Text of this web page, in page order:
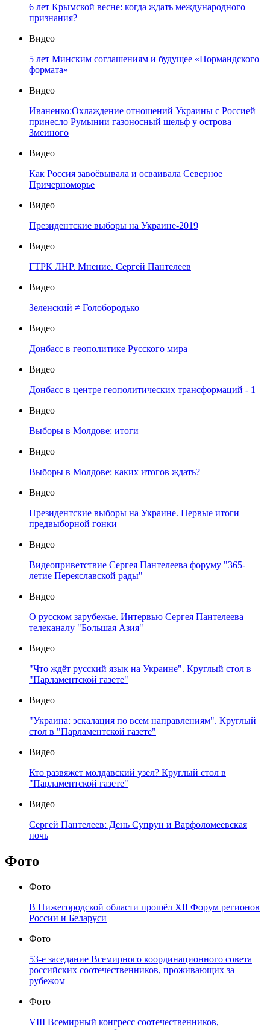
6 лет Крымской весне: когда ждать международного
признания?
Видео
5 лет Минским соглашениям и будущее «Нормандского
формата»
Видео
Иваненко:Охлаждение отношений Украины с Россией
принесло Румынии газоносный шельф у острова
Змеиного
Видео
Как Россия завоёвывала и осваивала Северное
Причерноморье
Видео
Президентские выборы на Украине-2019
Видео
ГТРК ЛНР. Мнение. Сергей Пантелеев
Видео
Зеленский ≠ Голобородько
Видео
Донбасс в геополитике Русского мира
Видео
Донбасс в центре геополитических трансформаций - 1
Видео
Выборы в Молдове: итоги
Видео
Выборы в Молдове: каких итогов ждать?
Видео
Президентские выборы на Украине. Первые итоги
предвыборной гонки
Видео
Видеоприветствие Сергея Пантелеева форуму "365-
летие Переяславской рады"
Видео
О русском зарубежье. Интервью Сергея Пантелеева
телеканалу "Большая Азия"
Видео
"Что ждёт русский язык на Украине". Круглый стол в
"Парламентской газете"
Видео
"Украина: эскалация по всем направлениям". Круглый
стол в "Парламентской газете"
Видео
Кто развяжет молдавский узел? Круглый стол в
"Парламентской газете"
Видео
Сергей Пантелеев: День Супрун и Варфоломеевская
ночь
Фото
Фото
В Нижегородской области прошёл XII Форум регионов
России и Беларуси
Фото
53-е заседание Всемирного координационного совета
российских соотечественников, проживающих за
рубежом
Фото
VIII Всемирный конгресс соотечественников,